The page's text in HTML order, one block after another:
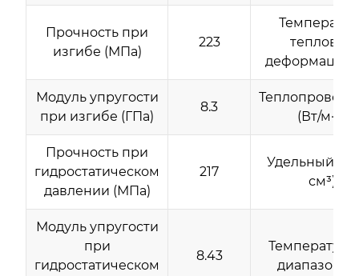
Прочность при
изгибе (МПа)
223
тепловой
деформации
Модуль упругости
при изгибе (ГПа)
8.3
(Вт/м·К)
Прочность при
гидростатическом
давлении (МПа)
217
Удельный
см³)
Модуль упругости
при
гидростатическом
8.43
диапазон